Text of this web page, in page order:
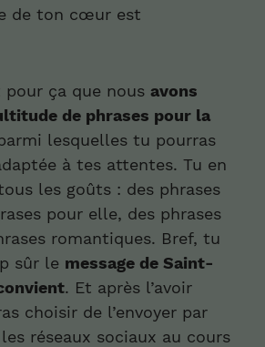
de ton cœur est
pour ça que nous avons
de phrases pour la
lesquelles tu pourras
à tes attentes. Tu en
les goûts : des phrases
pour elle, des phrases
romantiques. Bref, tu
sûr le message de Saint-
. Et après l’avoir
choisir de l’envoyer par
réseaux sociaux au cours